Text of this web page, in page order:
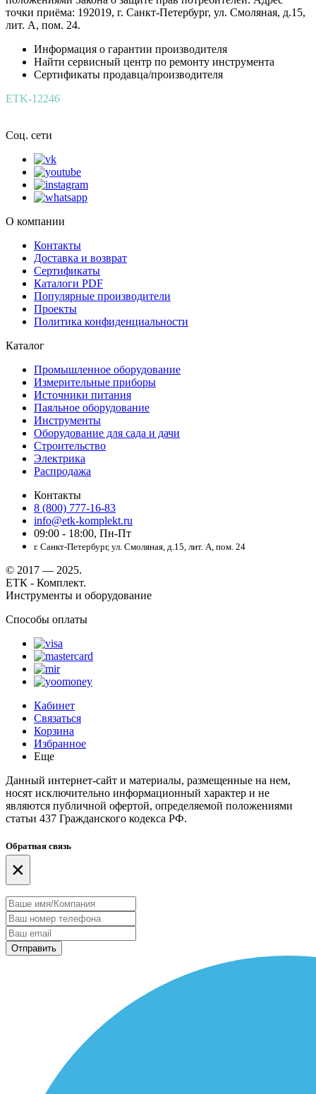
точки приёма: 192019, г. Санкт-Петербург, ул. Смоляная, д.15,
лит. А, пом. 24.
Информация о гарантии производителя
Найти сервисный центр по ремонту инструмента
Сертификаты продавца/производителя
ETK-12246
Соц. сети
О компании
Контакты
Доставка и возврат
Сертификаты
Каталоги PDF
Популярные производители
Проекты
Политика конфиденциальности
Каталог
Промышленное оборудование
Измерительные приборы
Источники питания
Паяльное оборудование
Инструменты
Оборудование для сада и дачи
Строительство
Электрика
Распродажа
Контакты
8 (800) 777-16-83
info@etk-komplekt.ru
09:00 - 18:00, Пн-Пт
г. Санкт-Петербург, ул. Смоляная, д.15, лит. А, пом. 24
© 2017 — 2025.
ЕТК - Комплект.
Инструменты и оборудование
Способы оплаты
Кабинет
Связаться
Корзина
Избранное
Еще
Данный интернет-сайт и материалы, размещенные на нем,
носят исключительно информационный характер и не
являются публичной офертой, определяемой положениями
статьи 437 Гражданского кодекса РФ.
Обратная связь
×
Отправить